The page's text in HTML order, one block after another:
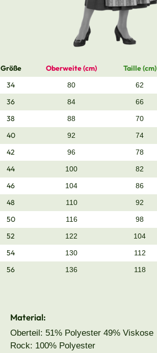
Größe Oberweite (cm) Taille (cm)
34
80 62
36 84 66
38 88 70
40 92 74
42 96 78
44 100 82
46 104 86
48 110 92
50 116 98
52 122 104
54 130 112
56 136 118
Material:
Oberteil: 51% Polyester 49% Viskose
Rock: 100% Polyester